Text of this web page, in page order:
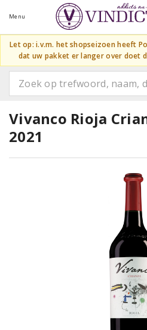
Menu
Let op: i.v.m. het shopseizoen heeft
dat uw pakket er langer over doet
Vivanco Rioja
2021